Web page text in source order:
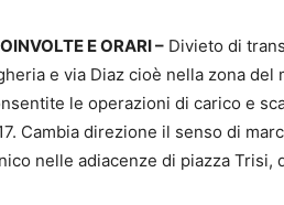
E ORARI – Divieto di
e via Diaz cioè nella zona del
le operazioni di carico e
Cambia direzione il senso di
nelle adiacenze di piazza